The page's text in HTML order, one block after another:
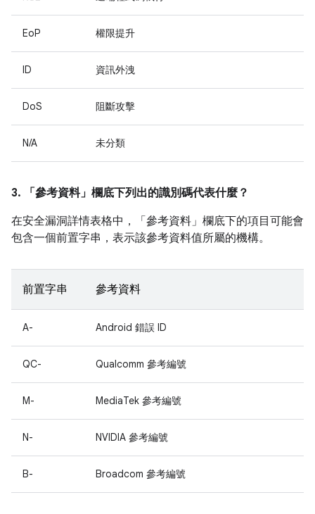
EoP 權限提升
ID 資訊外洩
DoS 阻斷攻擊
N/A 未分類
3. 「參考資料」 欄底下列出的識別碼代表什麼？
在安全漏洞詳情表格中，「參考資料」 欄底下的項目可能會
包含一個前置字串，表示該參考資料值所屬的機構。
前置字串 參考資料
A- Android 錯誤 ID
QC- Qualcomm 參考編號
M- MediaTek 參考編號
N- NVIDIA 參考編號
B- Broadcom 參考編號